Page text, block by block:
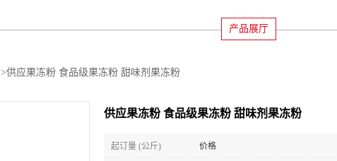
产品展厅
>供应果冻粉 食品级果冻粉 甜味剂果冻粉
供应果冻粉 食品级果冻粉 甜味剂果冻粉
起订量 (公斤) 价格